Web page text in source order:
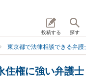
投稿する 探す
東京都で法律相談できる弁護
住権に強い弁護士